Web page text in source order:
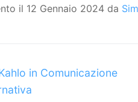
il 12 Gennaio 2024 da
in Comunicazione